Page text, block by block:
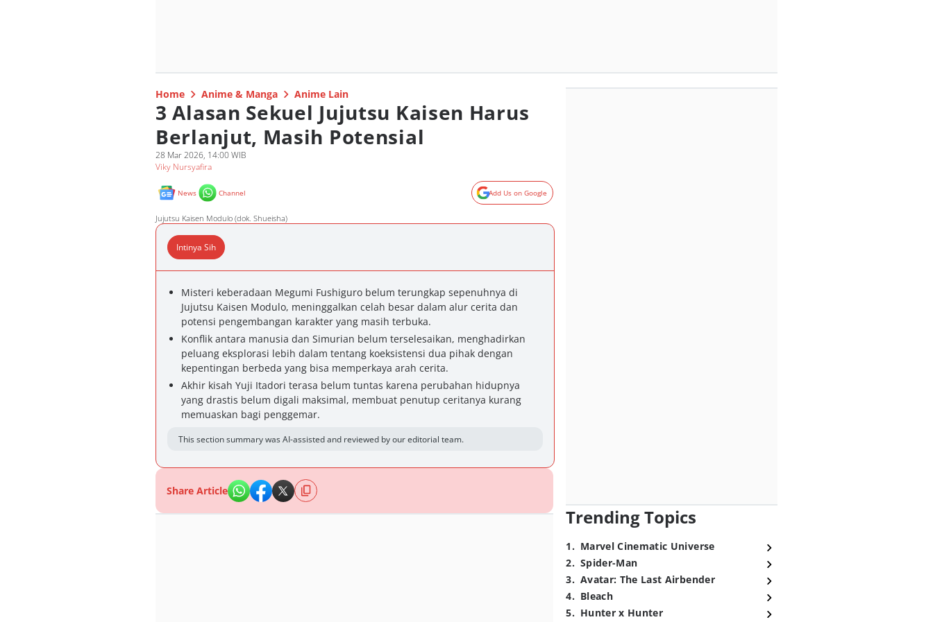
Home Anime & Manga Anime Lain
3 Alasan Sekuel Jujutsu Kaisen Harus
Berlanjut, Masih Potensial
28 Mar 2026, 14:00 WIB
Viky Nursyafira
News Channel Add Us on Google
Jujutsu Kaisen Modulo (dok. Shueisha)
Intinya Sih
Misteri keberadaan Megumi Fushiguro belum terungkap sepenuhnya di
Jujutsu Kaisen Modulo, meninggalkan celah besar dalam alur cerita dan
potensi pengembangan karakter yang masih terbuka.
Konflik antara manusia dan Simurian belum terselesaikan, menghadirkan
peluang eksplorasi lebih dalam tentang koeksistensi dua pihak dengan
kepentingan berbeda yang bisa memperkaya arah cerita.
Akhir kisah Yuji Itadori terasa belum tuntas karena perubahan hidupnya
yang drastis belum digali maksimal, membuat penutup ceritanya kurang
memuaskan bagi penggemar.
This section summary was AI-assisted and reviewed by our editorial team.
Share Article
Trending Topics
1. Marvel Cinematic Universe
2. Spider-Man
3. Avatar: The Last Airbender
4. Bleach
5. Hunter x Hunter